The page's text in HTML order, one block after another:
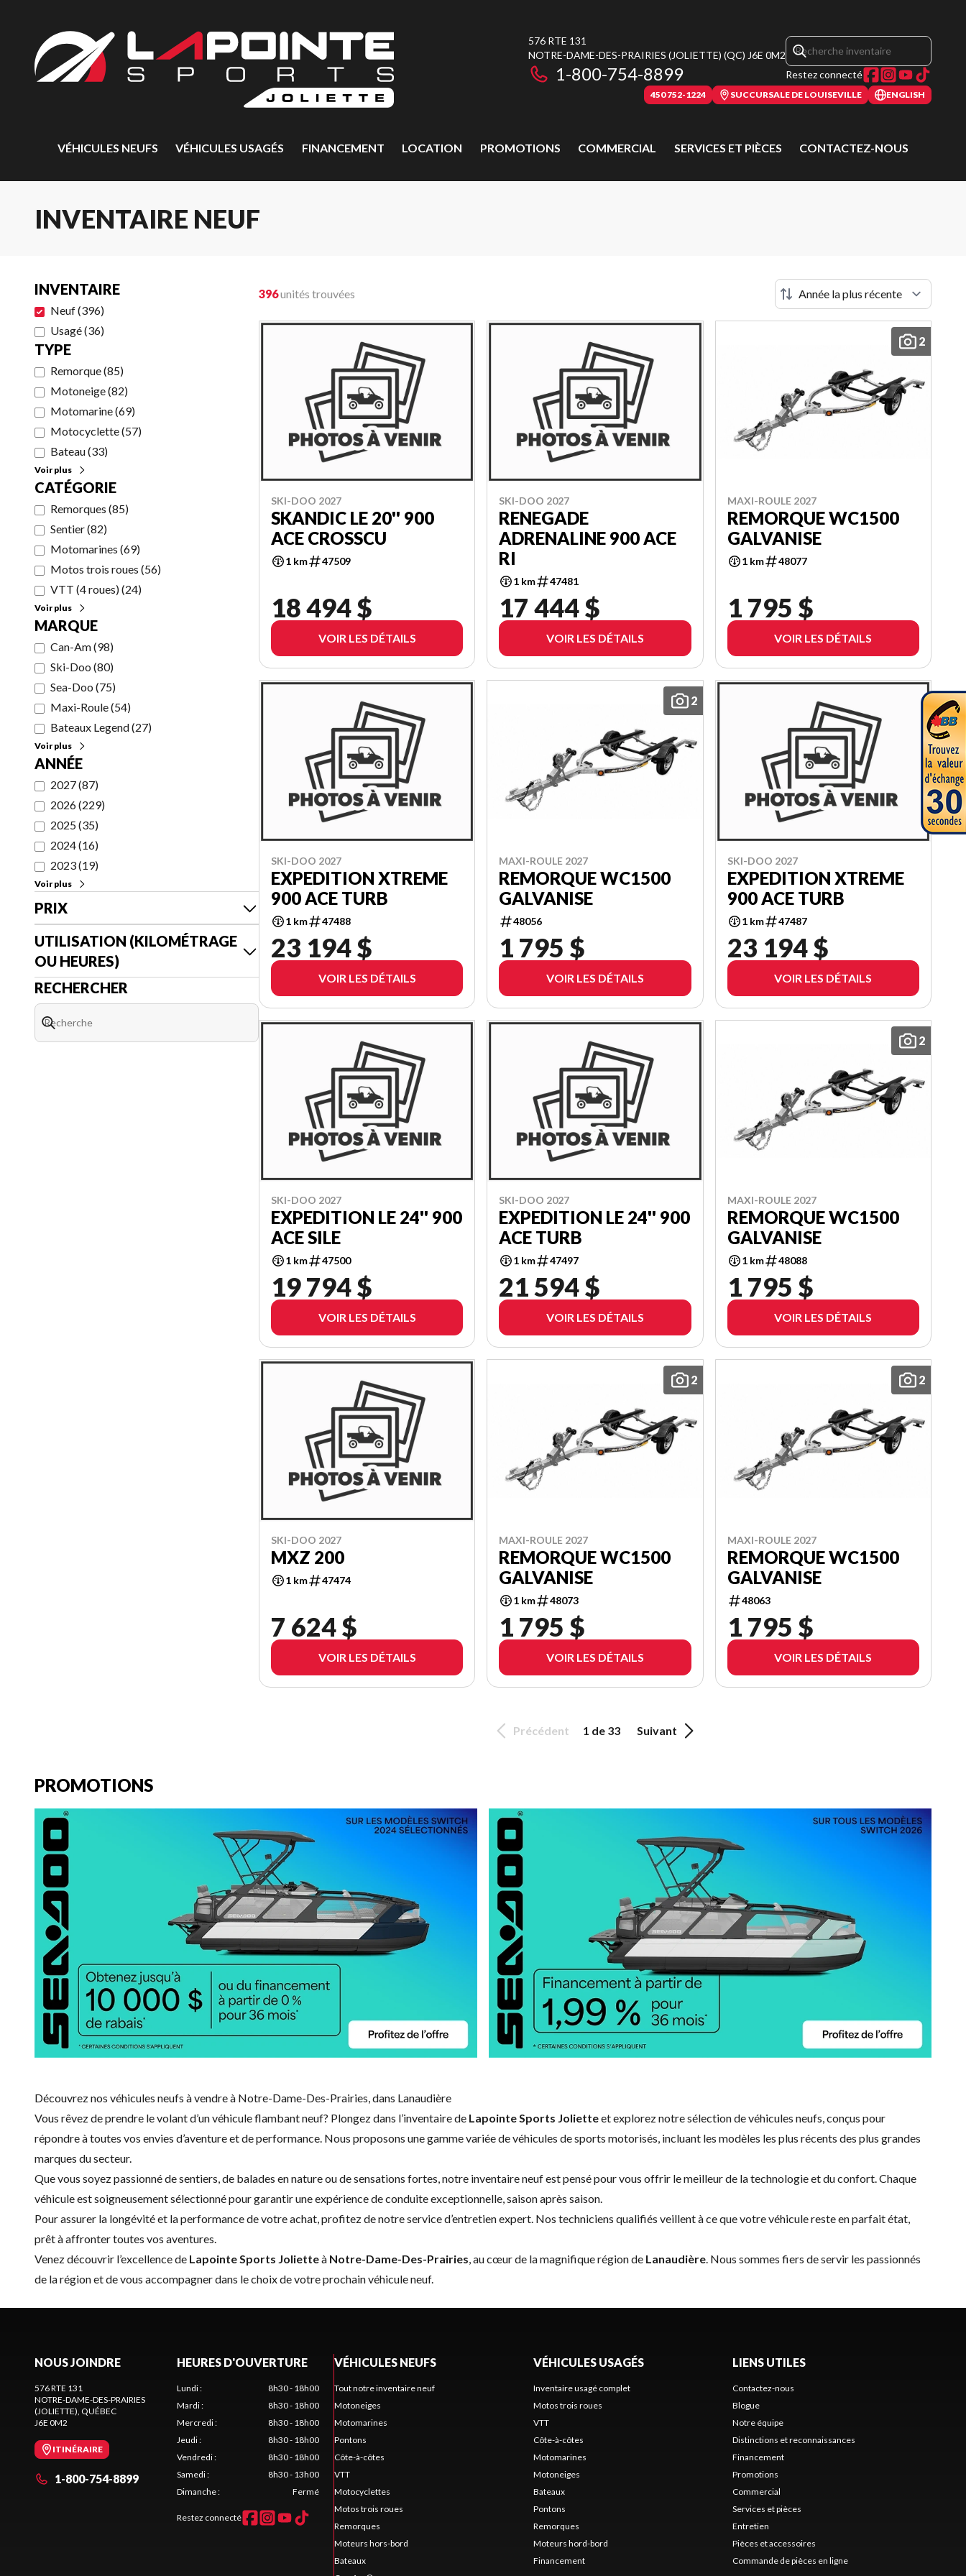
576 RTE 131
NOTRE-DAME-DES-PRAIRIES (JOLIETTE) (QC) J6E 0M2
1-800-754-8899 Restez connecté
450 752-1224 SUCCURSALE DE LOUISEVILLE ENGLISH
VÉHICULES NEUFS VÉHICULES USAGÉS FINANCEMENT LOCATION PROMOTIONS COMMERCIAL SERVICES ET PIÈCES CONTACTEZ-NOUS
INVENTAIRE NEUF
INVENTAIRE
Neuf(396)
Usagé(36)
TYPE
Remorque(85)
Motoneige(82)
Motomarine(69)
Motocyclette(57)
Bateau(33)
Voir plus
CATÉGORIE
Remorques (85)
Sentier(82)
Motomarines (69)
Motos trois roues (56)
VTT (4 roues)(24)
Voir plus
MARQUE
Can-Am(98)
Ski-Doo (80)
Sea-Doo (75)
Maxi-Roule(54)
Bateaux Legend(27)
Voir plus
ANNÉE
2027(87)
2026(229)
2025(35)
2024(16)
2023(19)
Voir plus
PRIX
UTILISATION (KILOMÉTRAGE
OU HEURES)
RECHERCHER
396unités trouvées
SKI-DOO 2027
SKANDIC LE 20'' 900
ACE CROSSCU
1 km 47509
18 494 $
VOIR LES DÉTAILS
SKI-DOO 2027
RENEGADE
ADRENALINE 900 ACE
RI
1 km 47481
17 444 $
VOIR LES DÉTAILS
2
MAXI-ROULE 2027
REMORQUE WC1500
GALVANISE
1 km 48077
1 795 $
VOIR LES DÉTAILS
SKI-DOO 2027
EXPEDITION XTREME
900 ACE TURB
1 km 47488
23 194 $
VOIR LES DÉTAILS
2
MAXI-ROULE 2027
REMORQUE WC1500
GALVANISE
48056
1 795 $
VOIR LES DÉTAILS
SKI-DOO 2027
EXPEDITION XTREME
900 ACE TURB
1 km 47487
23 194 $
VOIR LES DÉTAILS
SKI-DOO 2027
EXPEDITION LE 24'' 900
ACE SILE
1 km 47500
19 794 $
VOIR LES DÉTAILS
SKI-DOO 2027
EXPEDITION LE 24'' 900
ACE TURB
1 km 47497
21 594 $
VOIR LES DÉTAILS
2
MAXI-ROULE 2027
REMORQUE WC1500
GALVANISE
1 km 48088
1 795 $
VOIR LES DÉTAILS
SKI-DOO 2027
MXZ 200
1 km 47474
7 624 $
VOIR LES DÉTAILS
2
MAXI-ROULE 2027
REMORQUE WC1500
GALVANISE
1 km 48073
1 795 $
VOIR LES DÉTAILS
2
MAXI-ROULE 2027
REMORQUE WC1500
GALVANISE
48063
1 795 $
VOIR LES DÉTAILS
Précédent 1 de 33 Suivant
PROMOTIONS
Découvrez nos véhicules neufs à vendre à Notre-Dame-Des-Prairies, dans Lanaudière
Vous rêvez de prendre le volant d’un véhicule flambant neuf? Plongez dans l’inventaire de Lapointe Sports Jolietteet explorez notre sélection de véhicules neufs, conçus pour
répondre à toutes vos envies d’aventure et de performance. Nous proposons une gamme variée de véhicules de sports motorisés, incluant les modèles les plus récents des plus grandes
marques du secteur.
Que vous soyez passionné de sentiers, de balades en nature ou de sensations fortes, notre inventaire neuf est pensé pour vous offrir le meilleur de la technologie et du confort. Chaque
véhicule est soigneusement sélectionné pour garantir une expérience de conduite exceptionnelle, saison après saison.
Pour assurer la longévité et la performance de votre achat, profitez de notre service d’entretien expert . Nos techniciens qualifiés veillent à ce que votre véhicule reste en parfait état,
prêt à affronter toutes vos aventures.
Venez découvrir l’excellence de Lapointe Sports Jolietteà Notre-Dame-Des-Prairies , au cœur de la magnifique région de Lanaudière . Nous sommes fiers de servir les passionnés
de la région et de vous accompagner dans le choix de votre prochain véhicule neuf.
NOUS JOINDRE
576 RTE 131
NOTRE-DAME-DES-PRAIRIES
(JOLIETTE) , QUÉBEC
J6E 0M2
ITINÉRAIRE
1-800-754-8899
HEURES D'OUVERTURE
Lundi:
8h30 - 18h00
Mardi:
8h30 - 18h00
Mercredi:
8h30 - 18h00
Jeudi:
8h30 - 18h00
Vendredi:
8h30 - 18h00
Samedi:
8h30 - 13h00
Dimanche: Fermé
Restez connecté
VÉHICULES NEUFS
Tout notre inventaire neuf
Motoneiges
Motomarines
Pontons
Côte-à-côtes
VTT
Motocyclettes
Motos trois roues
Remorques
Moteurs hors-bord
Bateaux
VÉHICULES USAGÉS
Inventaire usagé complet
Motos trois roues
VTT
Côte-à-côtes
Motomarines
Motoneiges
Bateaux
Pontons
Remorques
Moteurs hord-bord
Financement
LIENS UTILES
Contactez-nous
Blogue
Notre équipe
Distinctions et reconnaissances
Financement
Promotions
Commercial
Services et pièces
Entretien
Pièces et accessoires
Commande de pièces en ligne